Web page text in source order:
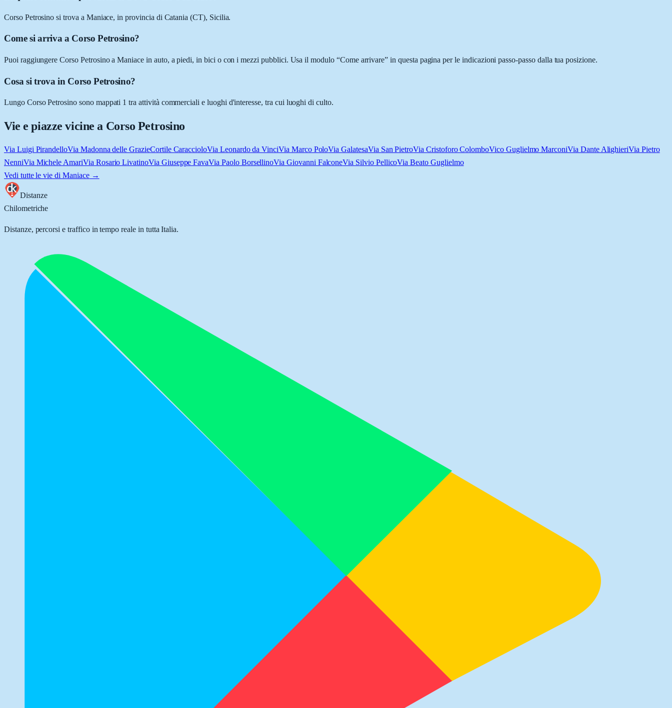
Corso Petrosino si trova a Maniace, in provincia di Catania (CT), Sicilia.
Come si arriva a Corso Petrosino?
Puoi raggiungere Corso Petrosino a Maniace in auto, a piedi, in bici o con i mezzi pubblici. Usa il modulo “Come arrivare” in questa pagina per le indicazioni passo-passo dalla tua posizione.
Cosa si trova in Corso Petrosino?
Lungo Corso Petrosino sono mappati 1 tra attività commerciali e luoghi d'interesse, tra cui luoghi di culto.
Vie e piazze vicine a Corso Petrosino
Via Luigi PirandelloVia Madonna delle GrazieCortile CaraccioloVia Leonardo da VinciVia Marco PoloVia GalatesaVia San PietroVia Cristoforo ColomboVico Guglielmo MarconiVia Dante AlighieriVia Pietro
NenniVia Michele AmariVia Rosario LivatinoVia Giuseppe FavaVia Paolo BorsellinoVia Giovanni FalconeVia Silvio PellicoVia Beato Guglielmo
Vedi tutte le vie di Maniace→
Distanze
Chilometriche
Distanze, percorsi e traffico in tempo reale in tutta Italia.